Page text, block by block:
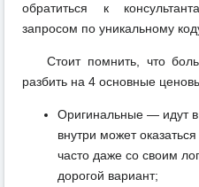
обратиться к
запросом по уникальному
Стоит помнить, что
разбить на 4 основные
Оригинальные — идут в
внутри может
часто даже со своим
дорогой вариант;